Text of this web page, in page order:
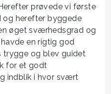
prøvede vi første
og herefter byggede
øget sværhedsgrad og
en rigtig god
trygge og blev guidet
for et godt
indblik i hvor svært